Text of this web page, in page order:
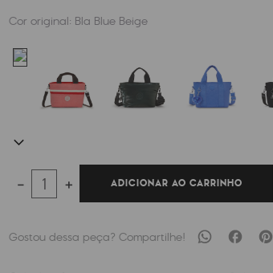
Cor original: Bla Blue Beige
＋
－ ADICIONAR AO CARRINHO